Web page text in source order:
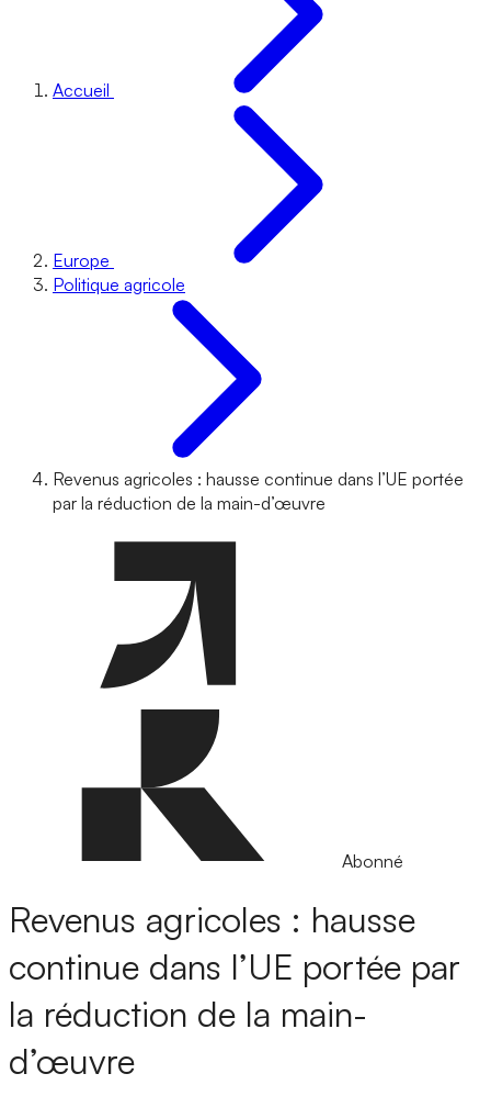
Accueil
Europe
Politique agricole
Revenus agricoles : hausse continue dans l’UE portée
par la réduction de la main-d’œuvre
Abonné
Revenus agricoles : hausse
continue dans l’UE portée par
la réduction de la main-
d’œuvre